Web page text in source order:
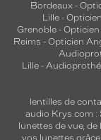
Bordeaux-
Lille -
Grenoble - Opticien
Reims - Opticien
Lille-
lentilles de
audio Krys.com :
lunettes de vue, de
vos lunettes